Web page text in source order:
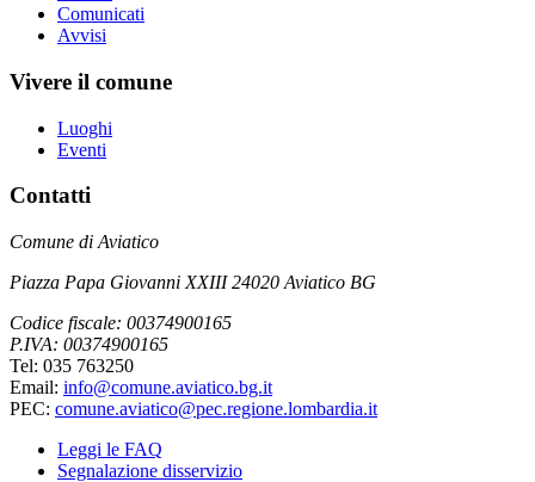
Comunicati
Avvisi
Vivere il comune
Luoghi
Eventi
Contatti
Comune di Aviatico
Piazza Papa Giovanni XXIII 24020 Aviatico BG
Codice fiscale: 00374900165
P.IVA: 00374900165
Tel: 035 763250
Email: info@comune.aviatico.bg.it
PEC: comune.aviatico@pec.regione.lombardia.it
Leggi le FAQ
Segnalazione disservizio